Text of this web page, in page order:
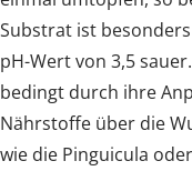
Substrat ist
pH-Wert von 3,5
bedingt durch ihre
Nährstoffe über die
wie die Pinguicula